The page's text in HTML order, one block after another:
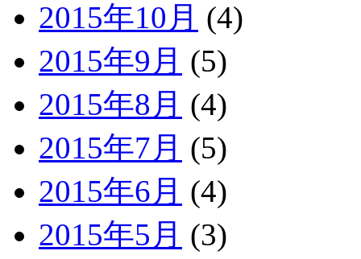
2015年10月 (4)
2015年9月 (5)
2015年8月 (4)
2015年7月 (5)
2015年6月 (4)
2015年5月 (3)